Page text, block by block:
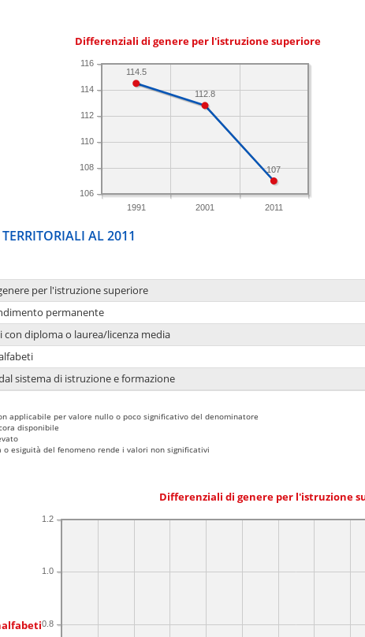
Differenziali di genere per l'istruzione superiore
1991 2001 2011
106
108
110
112
114
116
107
112.8
114.5
AL 2011
per l'istruzione superiore
permanente
con diploma o laurea/licenza media
sistema di istruzione e formazione
applicabile per valore nullo o poco significativo del denominatore
disponibile
o esiguità del fenomeno rende i valori non significativi
Differenziali di genere per l'istruzione
0.8
1.0
1.2